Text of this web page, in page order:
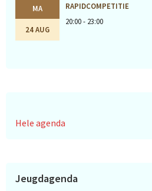
MA
24 AUG
RAPIDCOMPETITIE
20:00 - 23:00
Hele agenda
Jeugdagenda